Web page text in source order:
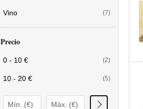
Vino (7)
Precio
0 - 10 € (2)
10 - 20 € (5)